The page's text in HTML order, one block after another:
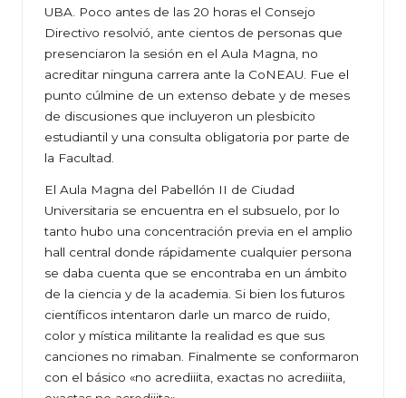
UBA. Poco antes de las 20 horas el Consejo
Directivo resolvió, ante cientos de personas que
presenciaron la sesión en el Aula Magna, no
acreditar ninguna carrera ante la CoNEAU. Fue el
punto cúlmine de un extenso debate y de meses
de discusiones que incluyeron un plesbicito
estudiantil y una consulta obligatoria por parte de
la Facultad.
El Aula Magna del Pabellón II de Ciudad
Universitaria se encuentra en el subsuelo, por lo
tanto hubo una concentración previa en el amplio
hall central donde rápidamente cualquier persona
se daba cuenta que se encontraba en un ámbito
de la ciencia y de la academia. Si bien los futuros
científicos intentaron darle un marco de ruido,
color y mística militante la realidad es que sus
canciones no rimaban. Finalmente se conformaron
con el básico «no acrediiita, exactas no acrediiita,